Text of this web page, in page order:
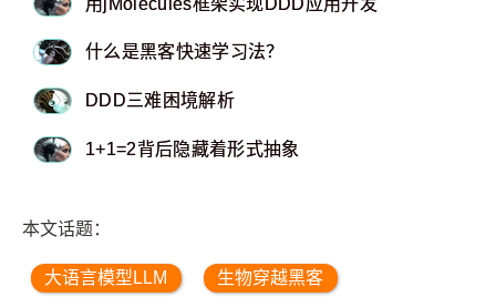
什么是黑客快速学习法？
DDD三难困境解析
1+1=2背后隐藏着形式抽象
本文话题：
大语言模型LLM 生物穿越黑客